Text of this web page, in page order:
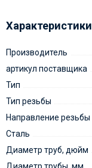
Характеристики
Производитель
артикул поставщика
Тип
Тип резьбы
Направление резьбы
Сталь
Диаметр труб, дюйм